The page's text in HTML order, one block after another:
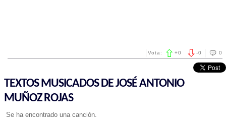
0
-0
Vota: +0
TEXTOS MUSICADOS DE JOSÉ ANTONIO
MUÑOZ ROJAS
Se ha encontrado una canción.